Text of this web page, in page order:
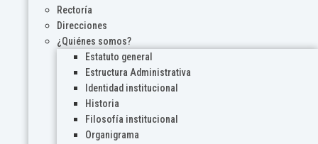
Rectoría
Direcciones
¿Quiénes somos?
Estatuto general
Estructura Administrativa
Identidad institucional
Historia
Filosofía institucional
Organigrama